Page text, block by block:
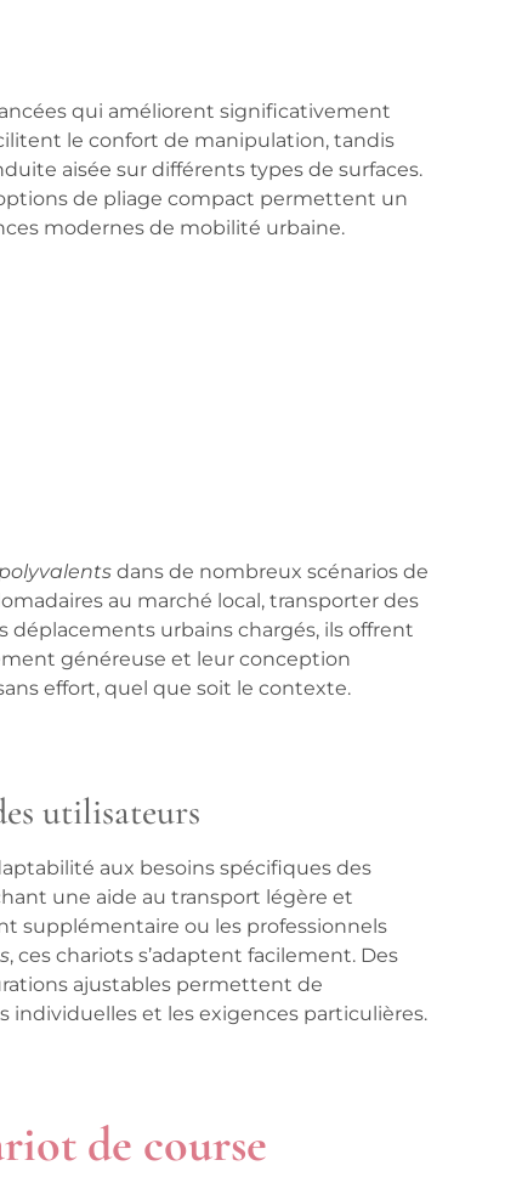
qui améliorent significativement
le confort de manipulation, tandis
aisée sur différents types de surfaces.
de pliage compact permettent un
modernes de mobilité urbaine.
dans de nombreux scénarios de
au marché local, transporter des
déplacements urbains chargés, ils offrent
généreuse et leur conception
effort, quel que soit le contexte.
utilisateurs
aux besoins spécifiques des
une aide au transport légère et
supplémentaire ou les professionnels
, ces chariots s’adaptent facilement. Des
ajustables permettent de
individuelles et les exigences particulières.
de course